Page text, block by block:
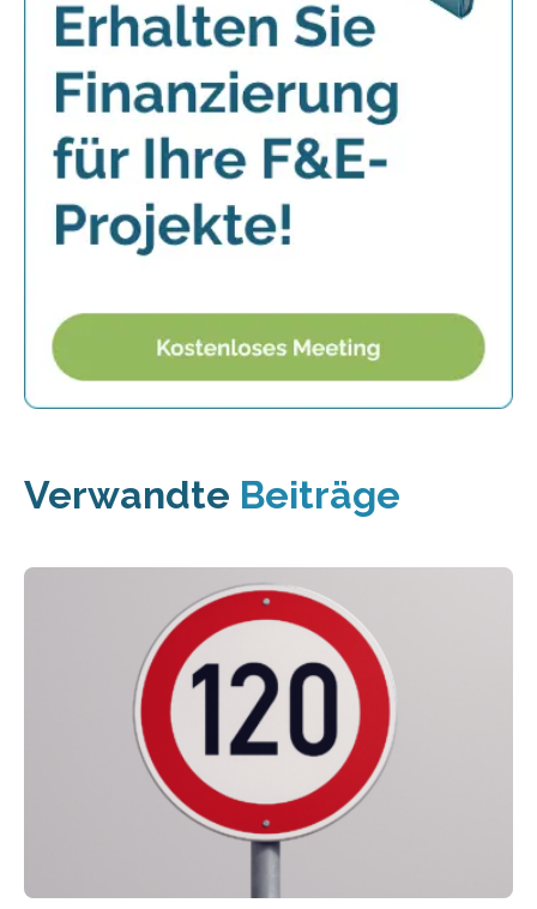
Verwandte Beiträge